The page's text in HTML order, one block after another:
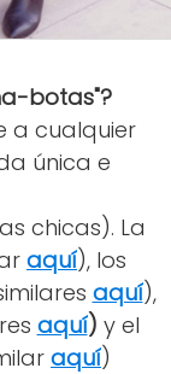
botas"?
a cualquier
única e
chicas). La
aquí), los
aquí),
aquí) y el
aquí)